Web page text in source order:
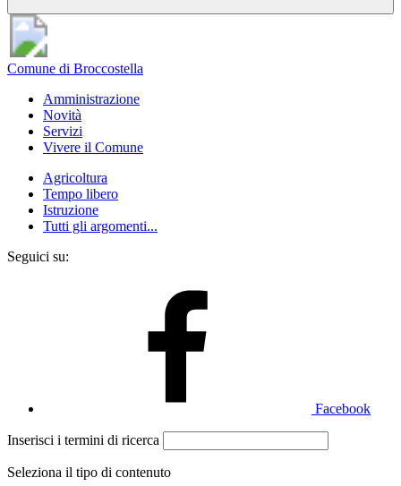
Comune di Broccostella
Amministrazione
Novità
Servizi
Vivere il Comune
Agricoltura
Tempo libero
Istruzione
Tutti gli argomenti...
Seguici su:
Facebook
Inserisci i termini di ricerca
Seleziona il tipo di contenuto